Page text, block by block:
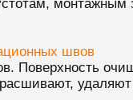
швов
Поверхность